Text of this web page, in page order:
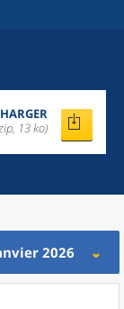
13 ko)
2026